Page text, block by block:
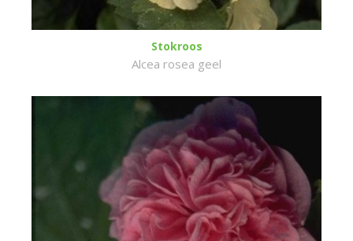
Stokroos
Alcea rosea geel